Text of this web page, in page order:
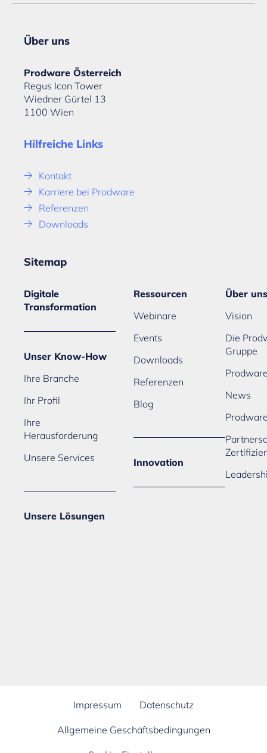
Über uns
Prodware Österreich
Regus Icon Tower
Wiedner Gürtel 13
1100 Wien
Hilfreiche Links
Kontakt
Karriere bei Prodware
Referenzen
Downloads
Sitemap
Digitale
Transformation
Unser Know-How
Ihre Branche
Ihr Profil
Ihre
Herausforderung
Unsere Services
Unsere Lösungen
Ressourcen
Webinare
Events
Downloads
Referenzen
Blog
Innovation
Über uns
Vision
Die
Gruppe
News
Impressum Datenschutz
Allgemeine Geschäftsbedingungen